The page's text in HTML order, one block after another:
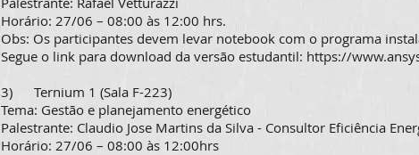
Horário: 27/06 – 08:00 às 12:00 hrs.
Obs: Os participantes devem levar notebook com o programa
Segue o link para download da versão estudantil: https://
3) Ternium 1 (Sala F-223)
Tema: Gestão e planejamento energético
Palestrante: Claudio Jose Martins da Silva - Consultor Eficiência
Horário: 27/06 – 08:00 às 12:00hrs